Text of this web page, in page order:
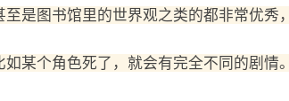
是图书馆里的世界观之类的都非常优秀，
某个角色死了，就会有完全不同的剧情。